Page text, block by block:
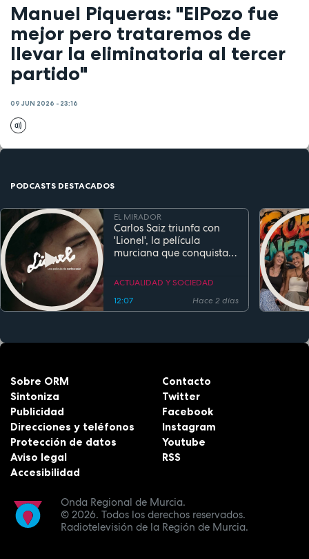
Manuel Piqueras: "ElPozo fue
mejor pero trataremos de
llevar la eliminatoria al tercer
partido"
09 JUN 2026 - 23:16
PODCASTS DESTACADOS
EL MIRADOR
Carlos Saiz triunfa con
'Lionel', la película
murciana que conquista
estreno
ACTUALIDAD Y SOCIEDAD
12:07
Hace 2 días
Onda Regional de Murcia.
© 2026. Todos los derechos reservados.
Radiotelevisión de la Región de Murcia.
Sobre ORM
Sintoniza
Publicidad
Direcciones y teléfonos
Protección de datos
Aviso legal
Accesibilidad
Contacto
Twitter
Facebook
Instagram
Youtube
RSS